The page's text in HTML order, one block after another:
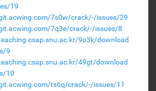
19
7s0w/crack/-/issues/29
7q3e/crack/-/issues/8
9o3k/download
9
49gt/download
10
ts6q/crack/-/issues/11